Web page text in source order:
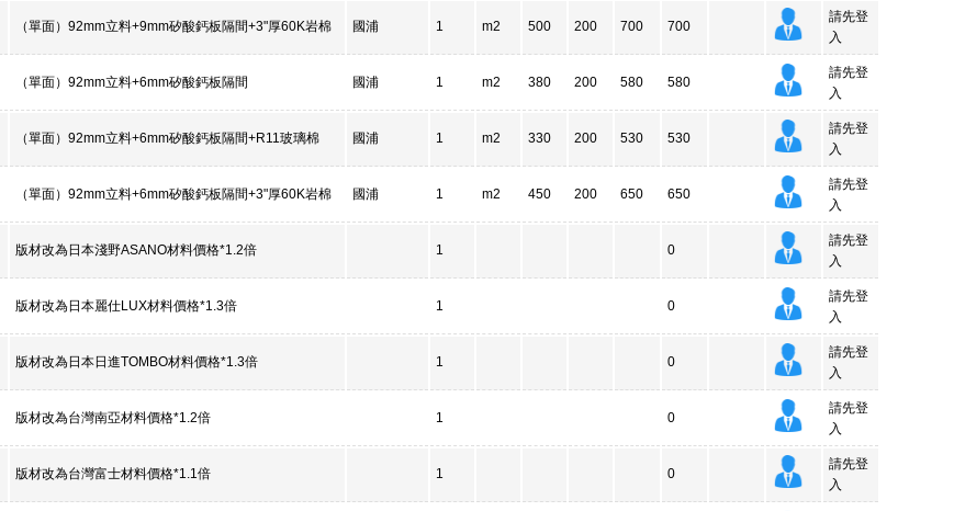
（單面）92mm立料+9mm矽酸鈣板隔間+3"厚60K岩棉 國浦 1 m2 500 200 700 700
請先登
入
（單面）92mm立料+6mm矽酸鈣板隔間 國浦 1 m2 380 200 580 580
請先登
入
（單面）92mm立料+6mm矽酸鈣板隔間+R11玻璃棉 國浦 1 m2 330 200 530 530
請先登
入
（單面）92mm立料+6mm矽酸鈣板隔間+3"厚60K岩棉 國浦 1 m2 450 200 650 650
請先登
入
版材改為日本淺野ASANO材料價格*1.2倍 1 0
請先登
入
版材改為日本麗仕LUX材料價格*1.3倍 1 0
請先登
入
版材改為日本日進TOMBO材料價格*1.3倍 1 0
請先登
入
版材改為台灣南亞材料價格*1.2倍 1 0
請先登
入
版材改為台灣富士材料價格*1.1倍 1 0
請先登
入